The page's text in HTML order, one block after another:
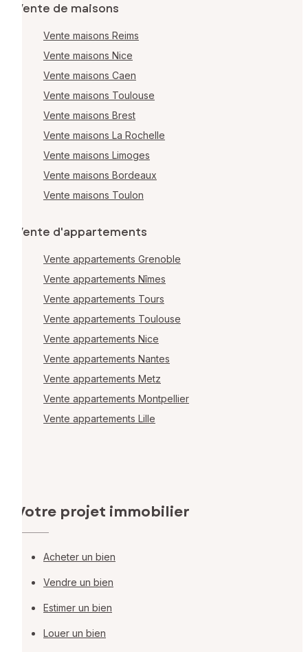
Vente de maisons
Vente maisons Reims
Vente maisons Nice
Vente maisons Caen
Vente maisons Toulouse
Vente maisons Brest
Vente maisons La Rochelle
Vente maisons Limoges
Vente maisons Bordeaux
Vente maisons Toulon
Vente d'appartements
Vente appartements Grenoble
Vente appartements Nîmes
Vente appartements Tours
Vente appartements Toulouse
Vente appartements Nice
Vente appartements Nantes
Vente appartements Metz
Vente appartements Montpellier
Vente appartements Lille
Votre projet immobilier
Acheter un bien
Vendre un bien
Estimer un bien
Louer un bien